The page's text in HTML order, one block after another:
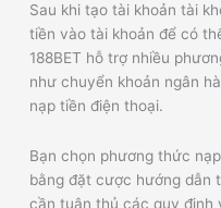
Sau khi tạo tài khoản tài
tiền vào tài khoản để có
188BET hỗ trợ nhiều
như chuyển khoản ngân
nạp tiền điện thoại.
Bạn chọn phương thức
bằng đặt cược hướng dẫn
cần tuân thủ các quy định